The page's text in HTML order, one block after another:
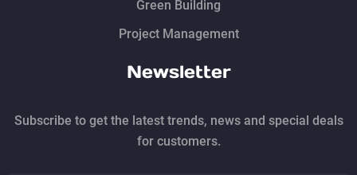
Green Building
Project Management
Newsletter
Subscribe to get the latest trends, news and special deals
for customers.